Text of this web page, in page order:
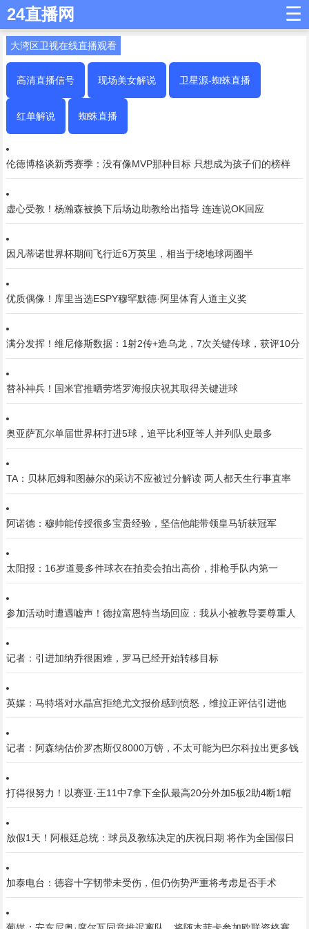
24直播网 ☰
大湾区卫视在线直播观看
高清直播信号 现场美女解说 卫星源-蜘蛛直播
红单解说 蜘蛛直播
伦德博格谈新秀赛季：没有像MVP那种目标 只想成为孩子们的榜样
虚心受教！杨瀚森被换下后场边助教给出指导 连连说OK回应
因凡蒂诺世界杯期间飞行近6万英里，相当于绕地球两圈半
优质偶像！库里当选ESPY穆罕默德·阿里体育人道主义奖
满分发挥！维尼修斯数据：1射2传+造乌龙，7次关键传球，获评10分
替补神兵！国米官推晒劳塔罗海报庆祝其取得关键进球
奥亚萨瓦尔单届世界杯打进5球，追平比利亚等人并列队史最多
TA：贝林厄姆和图赫尔的采访不应被过分解读 两人都天生行事直率
阿诺德：穆帅能传授很多宝贵经验，坚信他能带领皇马斩获冠军
太阳报：16岁道曼多件球衣在拍卖会拍出高价，排枪手队内第一
参加活动时遭遇嘘声！德拉富恩特当场回应：我从小被教导要尊重人
记者：引进加纳乔很困难，罗马已经开始转移目标
英媒：马特塔对水晶宫拒绝尤文报价感到愤怒，维拉正评估引进他
记者：阿森纳估价罗杰斯仅8000万镑，不太可能为巴尔科拉出更多钱
打得很努力！以赛亚·王11中7拿下全队最高20分外加5板2助4断1帽
放假1天！阿根廷总统：球员及教练决定的庆祝日期 将作为全国假日
加泰电台：德容十字韧带未受伤，但仍伤势严重将考虑是否手术